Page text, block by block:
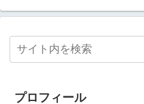
プロフィール